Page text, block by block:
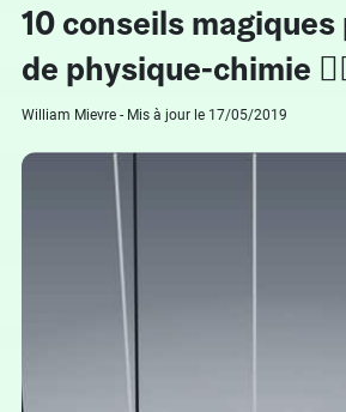
10 conseils
de physique-chimie
William Mievre - Mis à jour le 17/05/2019